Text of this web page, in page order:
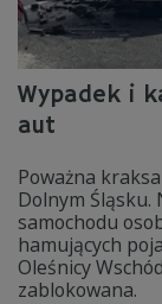
Wypadek i
aut
Poważna
Dolnym Śląsku.
samochodu
hamujących
Oleśnicy
zablokowana.